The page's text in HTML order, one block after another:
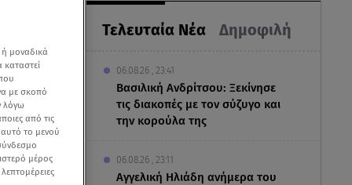
Τελευταία Νέα Δημοφιλή
06.08.26 , 23:41
Βασιλική Ανδρίτσου: Ξεκίνησε
τις διακοπές με τον σύζυγο και
την κορούλα της
06.08.26 , 23:11
Αγγελική Ηλιάδη ανήμερα του
μοναδικά
με σκοπό
λόγω
από τις
αυτό το μενού
μέρος